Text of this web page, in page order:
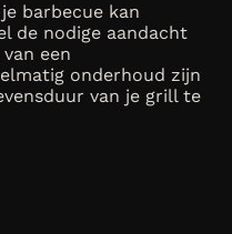
barbecue kan
de nodige aandacht
een
onderhoud zijn
van je grill te